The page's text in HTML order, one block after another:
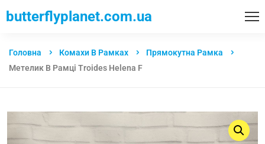
butterflyplanet.com.ua
Головна Комахи В Рамках
Прямокутна Рамка
Метелик В Рамці Troides Helena F